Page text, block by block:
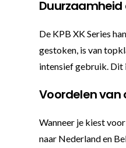
De KPB XK Series
gestoken, is van
intensief gebruik. Dit
Voordelen van
Wanneer je kiest
naar Nederland en